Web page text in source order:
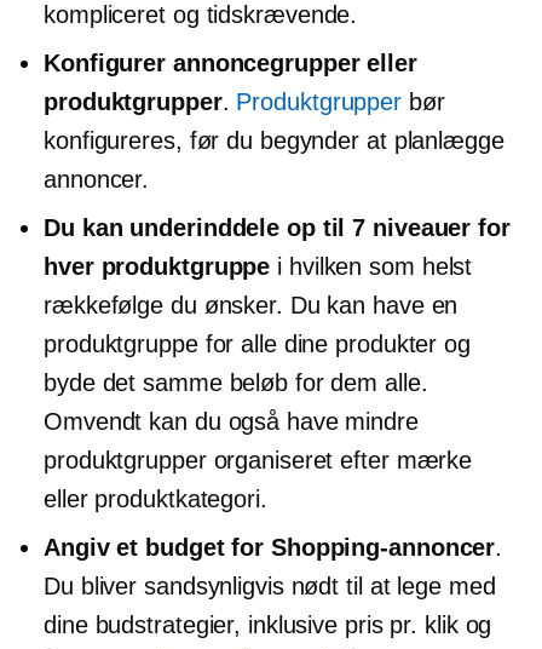
kompliceret og tidskrævende.
Konfigurer annoncegrupper eller
produktgrupper. Produktgrupper bør
konfigureres, før du begynder at planlægge
annoncer.
Du kan underinddele op til 7 niveauer for
hver produktgruppe i hvilken som helst
rækkefølge du ønsker. Du kan have en
produktgruppe for alle dine produkter og
byde det samme beløb for dem alle.
Omvendt kan du også have mindre
produktgrupper organiseret efter mærke
eller produktkategori.
Angiv et budget for Shopping-annoncer.
Du bliver sandsynligvis nødt til at lege med
dine budstrategier, inklusive pris pr. klik og